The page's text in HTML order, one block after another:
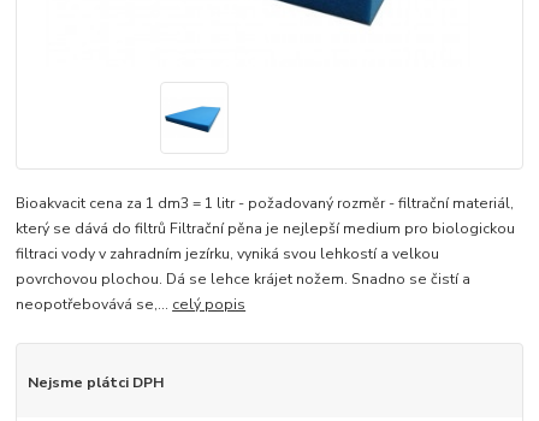
Bioakvacit cena za 1 dm3 = 1 litr - požadovaný rozměr - filtrační materiál,
který se dává do filtrů Filtrační pěna je nejlepší medium pro biologickou
filtraci vody v zahradním jezírku, vyniká svou lehkostí a velkou
povrchovou plochou. Dá se lehce krájet nožem. Snadno se čistí a
neopotřebovává se,... celý popis
Nejsme plátci DPH